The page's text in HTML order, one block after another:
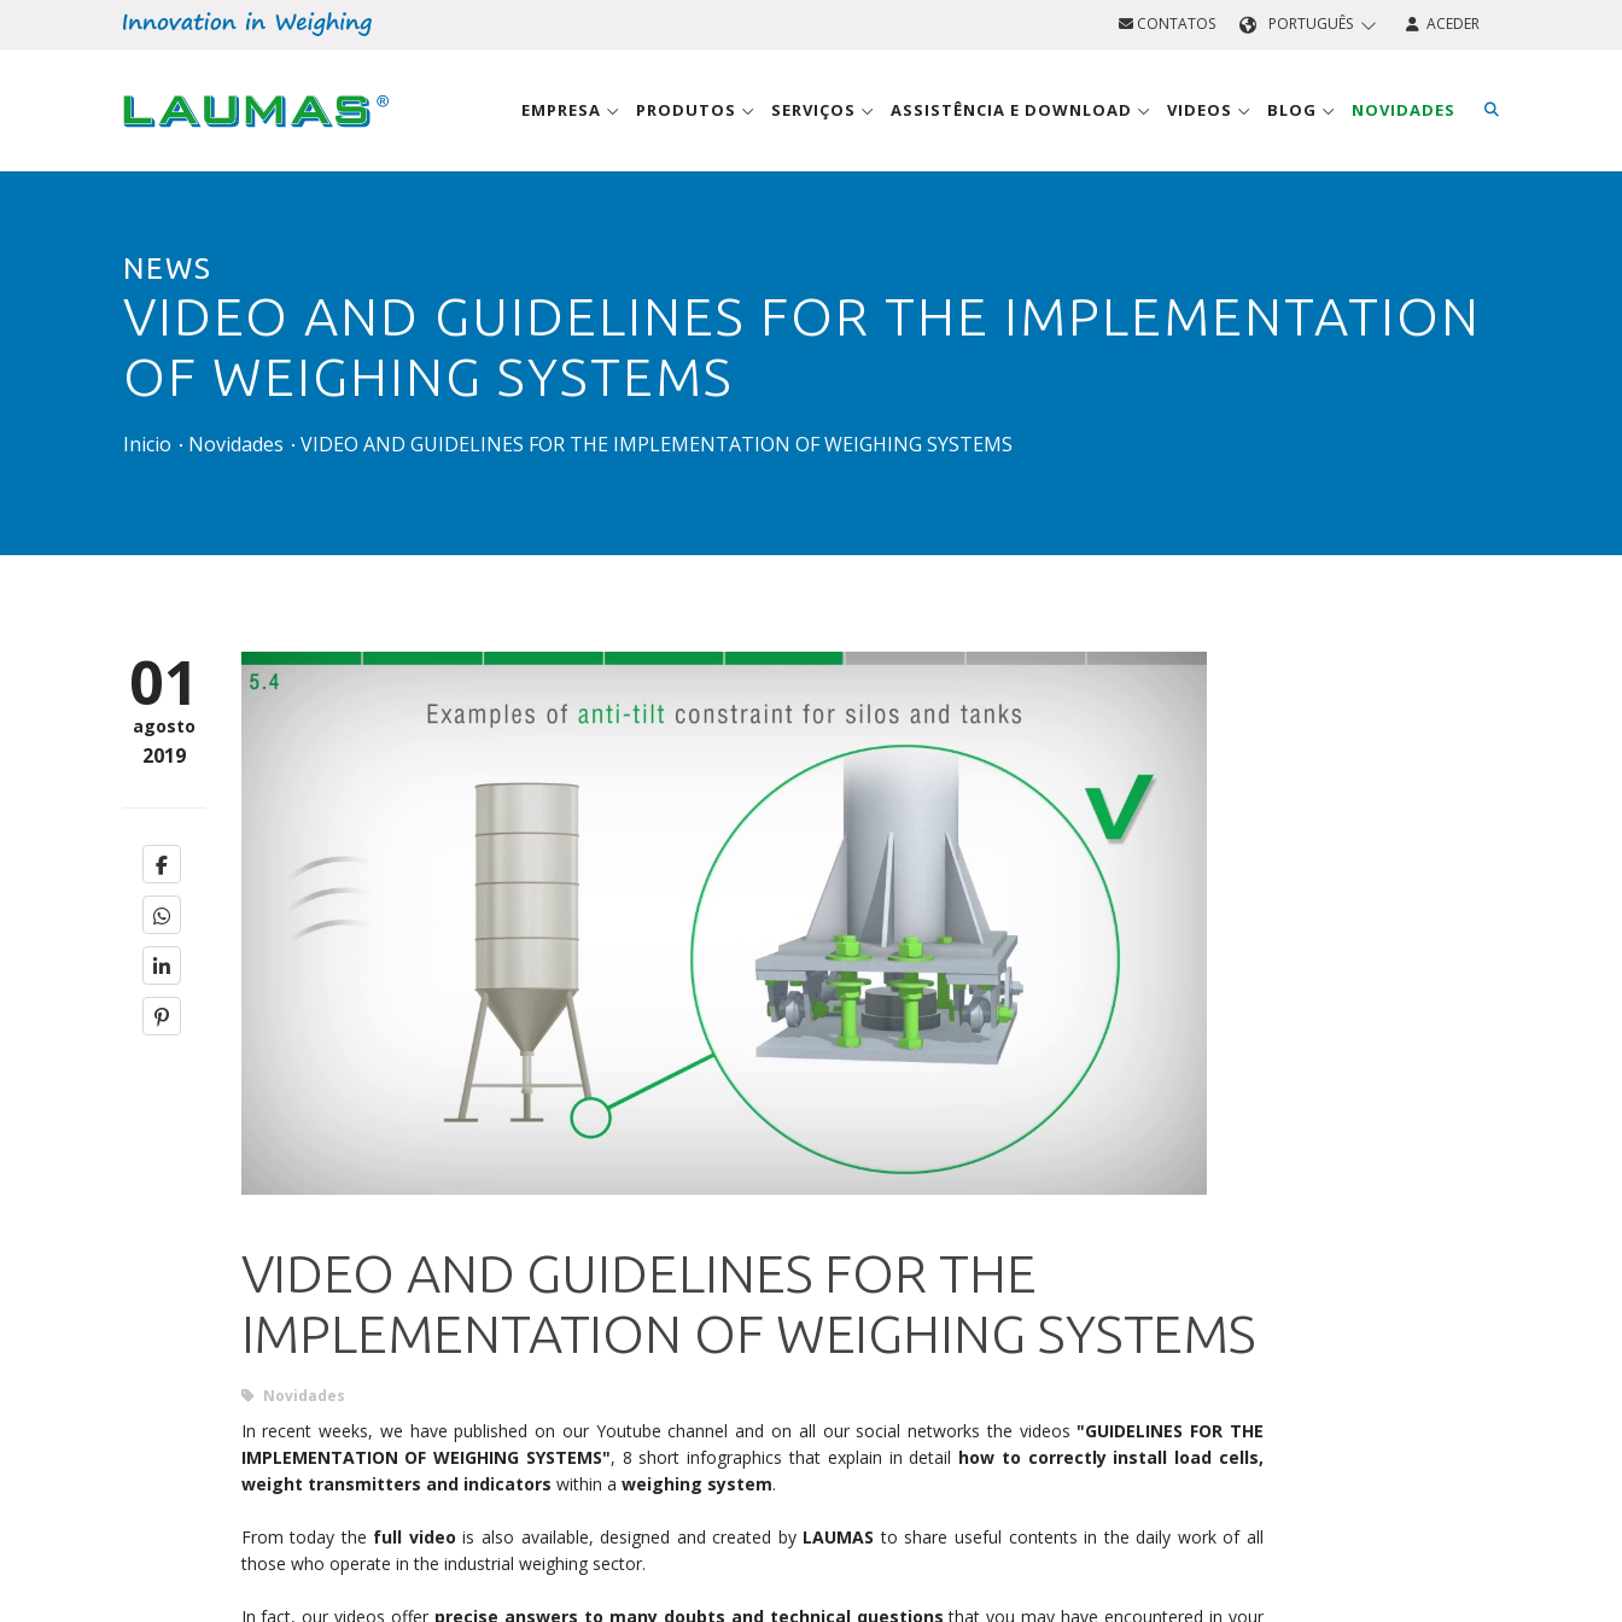
CONTATOS PORTUGUÊS ACEDER
EMPRESA PRODUTOS SERVIÇOS ASSISTÊNCIA E DOWNLOAD VIDEOS BLOG NOVIDADES
NEWS
VIDEO AND GUIDELINES FOR THE IMPLEMENTATION
OF WEIGHING SYSTEMS
Inicio Novidades VIDEO AND GUIDELINES FOR THE IMPLEMENTATION OF WEIGHING SYSTEMS
01
agosto
2019
VIDEO AND GUIDELINES FOR THE
IMPLEMENTATION OF WEIGHING SYSTEMS
Novidades
In recent weeks, we have published on our Youtube channel and on all our social networks the videos "GUIDELINES FOR THE
IMPLEMENTATION OF WEIGHING SYSTEMS", 8 short infographics that explain in detail how to correctly install load cells,
weight transmitters and indicators within a weighing system.
From today the full video is also available, designed and created by LAUMAS to share useful contents in the daily work of all
those who operate in the industrial weighing sector.
In fact, our videos offer precise answers to many doubts and technical questions that you may have encountered in your